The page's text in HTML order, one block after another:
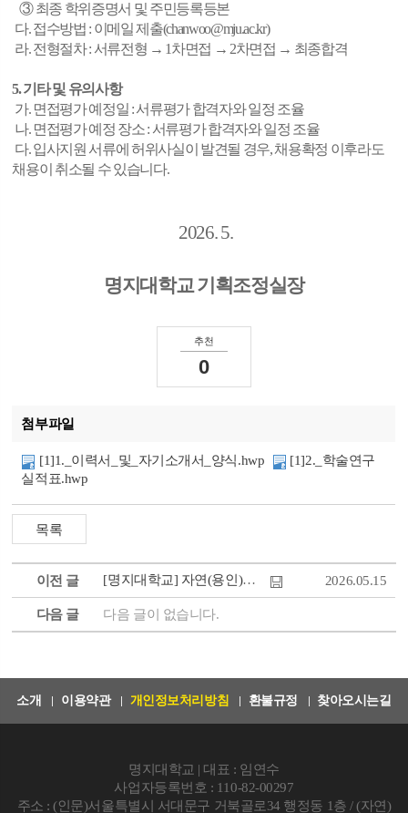
③ 최종 학위증명서 및 주민등록등본
다. 접수방법 : 이메일 제출(chanwoo@mju.ac.kr)
라. 전형절차 : 서류전형 → 1차면접 → 2차면접 → 최종합격
5. 기타 및 유의사항
가. 면접평가 예정일 : 서류평가 합격자와 일정 조율
나. 면접평가 예정 장소 : 서류평가 합격자와 일정 조율
다. 입사지원 서류에 허위사실이 발견될 경우, 채용확정 이후라도
채용이 취소될 수 있습니다.
2026. 5.
명지대학교 기획조정실장
추천
0
첨부파일
[1]1._이력서_및_자기소개서_양식.hwp
[1]2._학술연구
실적표.hwp
이전 글 [명지대학교] 자연(용인)캠퍼스 IR센터 석사급 연구원 채용(1명) 2026.05.15
다음 글 다음 글이 없습니다.
소개 이용약관 개인정보처리방침 환불규정 찾아오시는길
명지대학교 | 대표 : 임연수
사업자등록번호 : 110-82-00297
주소 : (인문)서울특별시 서대문구 거북골로34 행정동 1층 / (자연)